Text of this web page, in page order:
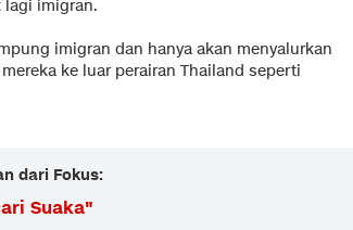
lagi imigran.
imigran dan hanya akan menyalurkan
ke luar perairan Thailand seperti
dari Fokus:
Suaka"